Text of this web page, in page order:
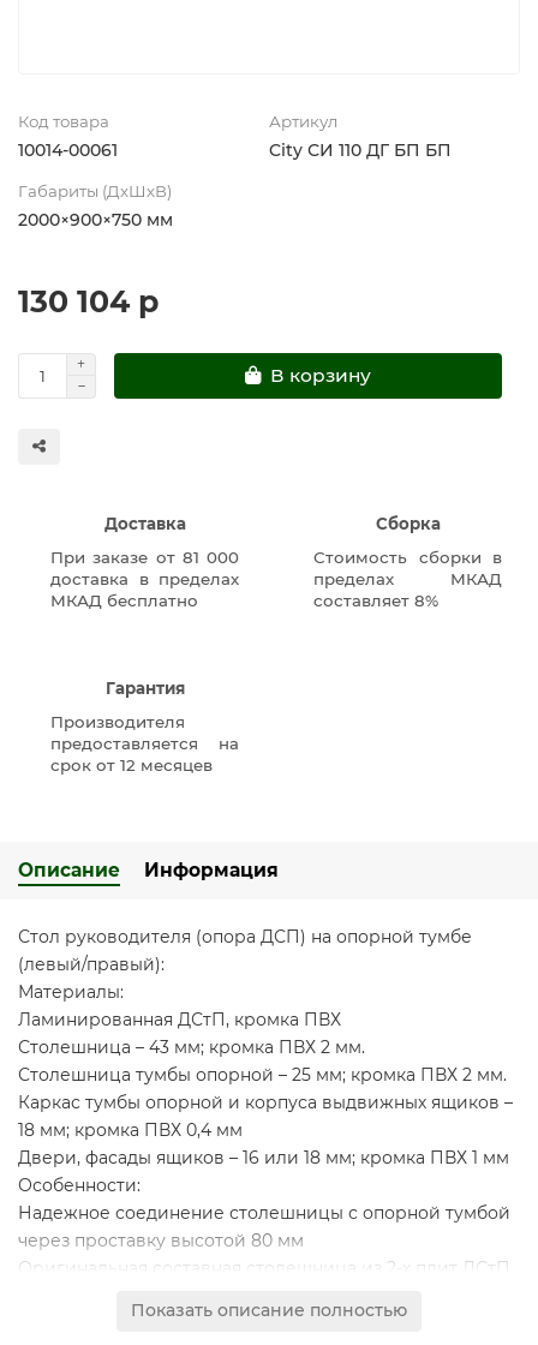
Код товара
10014-00061
Артикул
City СИ 110 ДГ БП БП
Габариты (ДхШхВ)
2000×900×750 мм
130 104 р
В корзину
Доставка
При заказе от 81 000
доставка в пределах
МКАД бесплатно
Сборка
Стоимость сборки в
пределах МКАД
составляет 8%
Гарантия
Производителя
предоставляется на
срок от 12 месяцев
Описание Информация
Стол руководителя (опора ДСП) на опорной тумбе
(левый/правый):
Материалы:
Ламинированная ДСтП, кромка ПВХ
Столешница – 43 мм; кромка ПВХ 2 мм.
Столешница тумбы опорной – 25 мм; кромка ПВХ 2 мм.
Каркас тумбы опорной и корпуса выдвижных ящиков –
18 мм; кромка ПВХ 0,4 мм
Двери, фасады ящиков – 16 или 18 мм; кромка ПВХ 1 мм
Особенности:
Надежное соединение столешницы с опорной тумбой
через проставку высотой 80 мм
Оригинальная составная столешница из 2-х плит ДСтП
Конструкция стола предусматривает правое/левое
Показать описание полностью